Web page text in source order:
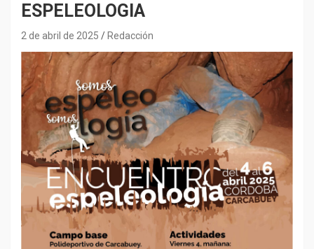
ESPELEOLOGIA
2 de abril de 2025 Redacción